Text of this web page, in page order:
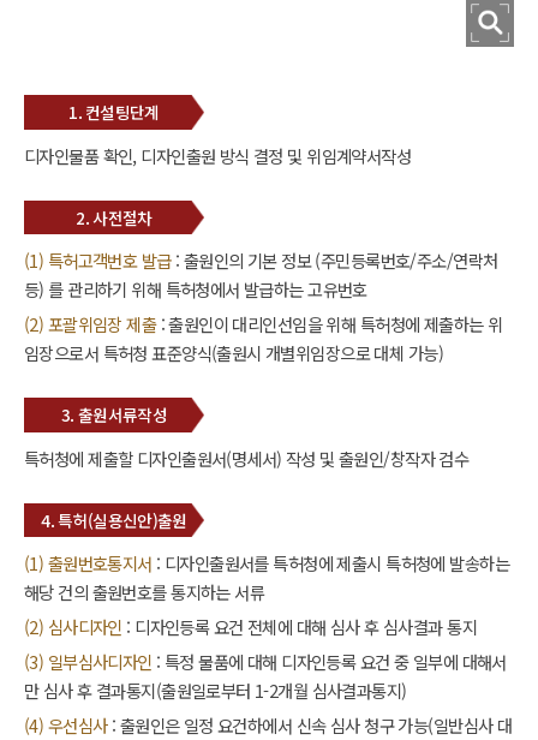
1. 컨설팅단계
디자인물품 확인, 디자인출원 방식 결정 및 위임계약서작성
2. 사전절차
(1) 특허고객번호 발급: 출원인의 기본 정보 (주민등록번호/주소/연락처
등) 를 관리하기 위해 특허청에서 발급하는 고유번호
(2) 포괄위임장 제출: 출원인이 대리인선임을 위해 특허청에 제출하는 위
임장으로서 특허청 표준양식(출원시 개별위임장으로 대체 가능)
3. 출원서류작성
특허청에 제출할 디자인출원서(명세서) 작성 및 출원인/창작자 검수
4. 특허(실용신안)출원
(1) 출원번호통지서 : 디자인출원서를 특허청에 제출시 특허청에 발송하는
해당 건의 출원번호를 통지하는 서류
(2) 심사디자인 : 디자인등록 요건 전체에 대해 심사 후 심사결과 통지
(3) 일부심사디자인 : 특정 물품에 대해 디자인등록 요건 중 일부에 대해서
만 심사 후 결과통지(출원일로부터 1-2개월 심사결과통지)
(4) 우선심사: 출원인은 일정 요건하에서 신속 심사 청구 가능(일반심사 대